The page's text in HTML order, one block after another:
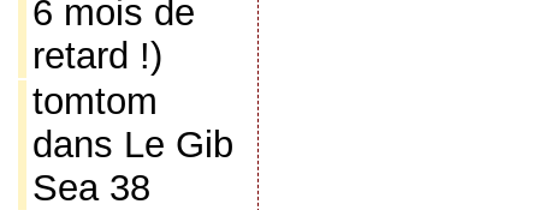
6 mois de
retard !)
tomtom
dans Le Gib
Sea 38